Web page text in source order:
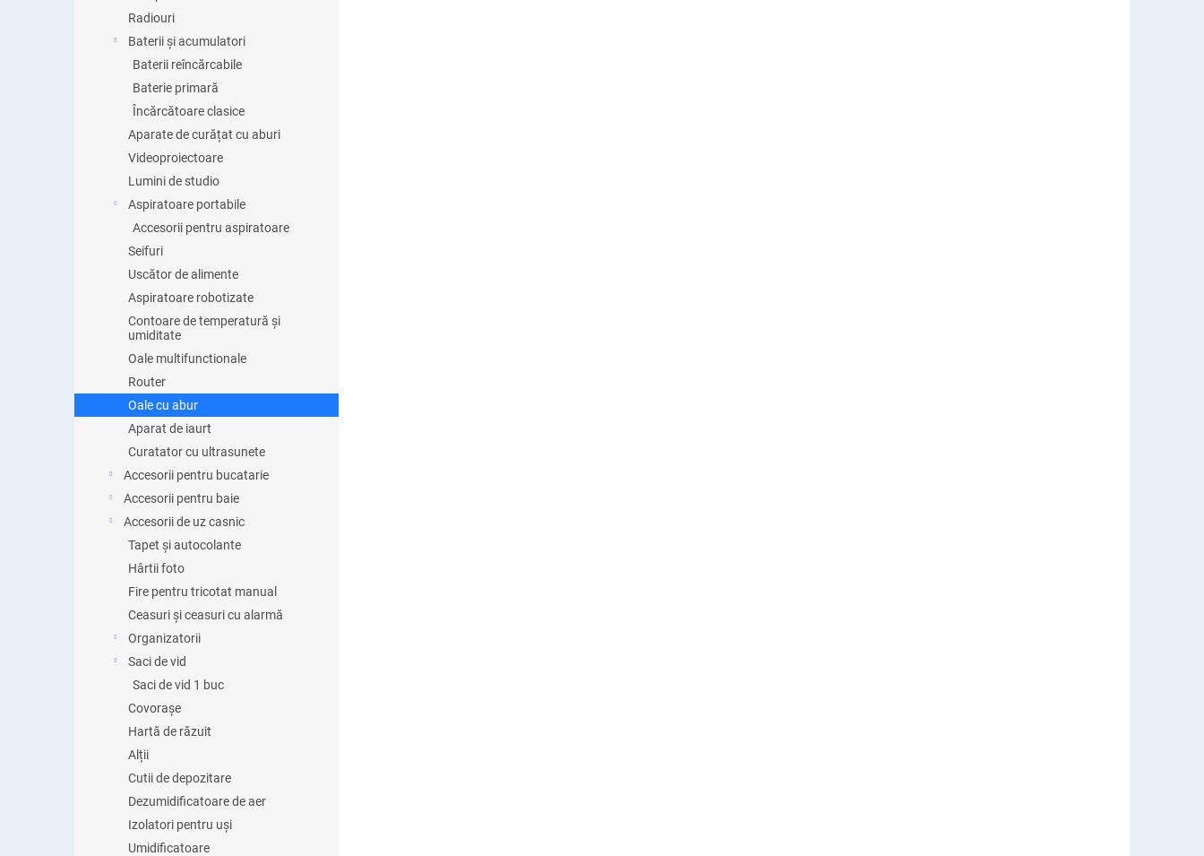
Radiouri
Baterii și acumulatori
Baterii reîncărcabile
Baterie primară
Încărcătoare clasice
Aparate de curățat cu aburi
Videoproiectoare
Lumini de studio
Aspiratoare portabile
Accesorii pentru aspiratoare
Seifuri
Uscător de alimente
Aspiratoare robotizate
Contoare de temperatură și
umiditate
Oale multifunctionale
Router
Oale cu abur
Aparat de iaurt
Curatator cu ultrasunete
Accesorii pentru bucatarie
Accesorii pentru baie
Accesorii de uz casnic
Tapet și autocolante
Hârtii foto
Fire pentru tricotat manual
Ceasuri și ceasuri cu alarmă
Organizatorii
Saci de vid
Saci de vid 1 buc
Covorașe
Hartă de răzuit
Alții
Cutii de depozitare
Dezumidificatoare de aer
Izolatori pentru uși
Umidificatoare